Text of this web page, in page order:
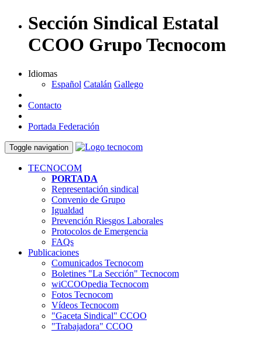
Sección Sindical Estatal
CCOO Grupo Tecnocom
Idiomas
Español Catalán Gallego
Contacto
Portada Federación
Toggle navigation
TECNOCOM
PORTADA
Representación sindical
Convenio de Grupo
Igualdad
Prevención Riesgos Laborales
Protocolos de Emergencia
FAQs
Publicaciones
Comunicados Tecnocom
Boletines "La Sección" Tecnocom
wiCCOOpedia Tecnocom
Fotos Tecnocom
Vídeos Tecnocom
"Gaceta Sindical" CCOO
"Trabajadora" CCOO